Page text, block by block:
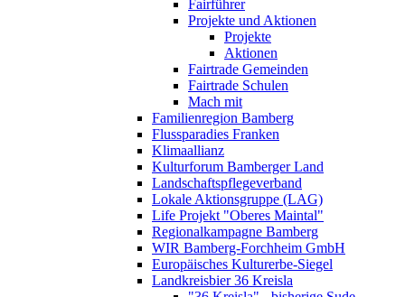
Fairführer
Projekte und Aktionen
Projekte
Aktionen
Fairtrade Gemeinden
Fairtrade Schulen
Mach mit
Familienregion Bamberg
Flussparadies Franken
Klimaallianz
Kulturforum Bamberger Land
Landschaftspflegeverband
Lokale Aktionsgruppe (LAG)
Life Projekt "Oberes Maintal"
Regionalkampagne Bamberg
WIR Bamberg-Forchheim GmbH
Europäisches Kulturerbe-Siegel
Landkreisbier 36 Kreisla